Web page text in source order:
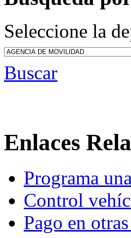
Seleccione la
Buscar
Enlaces
Programa
Control
Pago en